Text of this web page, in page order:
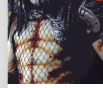
Шотландские
а батальону
вступить в бой.